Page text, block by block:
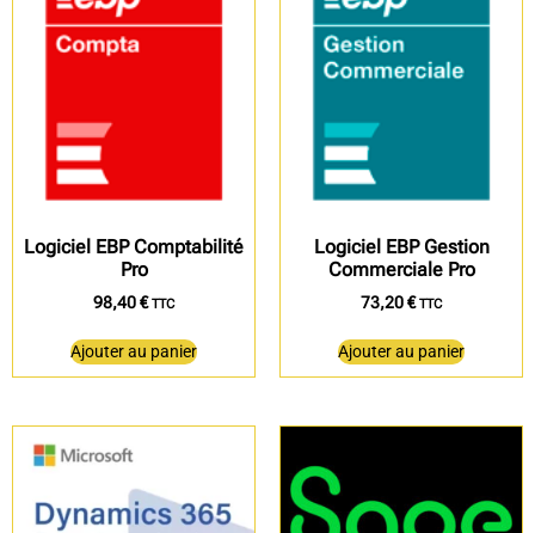
Logiciel EBP Comptabilité
Pro
98,40€ TTC
Ajouter au panier
Logiciel EBP Gestion
Commerciale Pro
73,20€ TTC
Ajouter au panier